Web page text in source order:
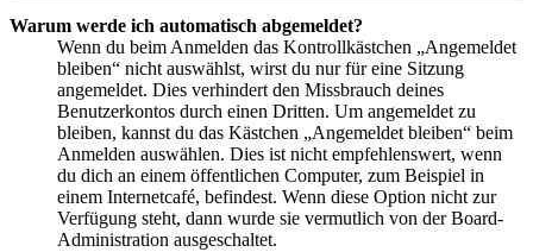
Warum werde ich automatisch abgemeldet?
Wenn du beim Anmelden das Kontrollkästchen „Angemeldet
bleiben“ nicht auswählst, wirst du nur für eine Sitzung
angemeldet. Dies verhindert den Missbrauch deines
Benutzerkontos durch einen Dritten. Um angemeldet zu
bleiben, kannst du das Kästchen „Angemeldet bleiben“ beim
Anmelden auswählen. Dies ist nicht empfehlenswert, wenn
du dich an einem öffentlichen Computer, zum Beispiel in
einem Internetcafé, befindest. Wenn diese Option nicht zur
Verfügung steht, dann wurde sie vermutlich von der Board-
Administration ausgeschaltet.